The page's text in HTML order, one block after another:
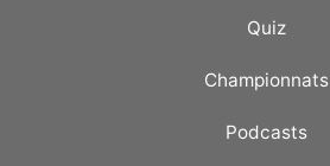
Quiz
Championnats
Podcasts